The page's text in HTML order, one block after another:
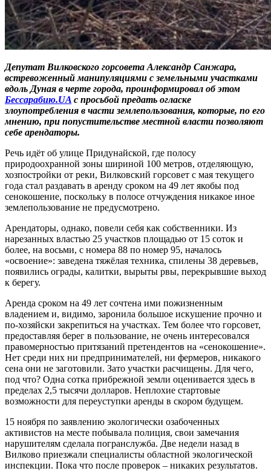
Депутат Вилковского горсовета Александр Санжара,
встревоженный манипуляциями с земельными участками
вдоль Дуная в черте города, проинформировал об этом
Бессарабию.UA с просьбой предать огласке
злоупотребления в части землепользования, которые, по его
мнению, при попустительстве местной власти позволяют
себе арендаторы.
Речь идёт об улице Придунайской, где полосу
природоохранной зоны шириной 100 метров, отделяющую,
хозпостройки от реки, Вилковский горсовет с мая текущего
года стал раздавать в аренду сроком на 49 лет якобы под
сенокошение, поскольку в полосе отчуждения никакое иное
землепользование не предусмотрено.
Арендаторы, однако, повели себя как собственники. Из
нарезанных властью 25 участков площадью от 15 соток и
более, на восьми, с номера 88 по номер 95, началось
«освоение»: заведена тяжёлая техника, спилены 38 деревьев,
появились ограды, калитки, вырыты рвы, перекрывшие выход
к берегу.
Аренда сроком на 49 лет сочтена ими пожизненным
владением и, видимо, заронила большое искушение прочно и
по-хозяйски закрепиться на участках. Тем более что горсовет,
предоставляя берег в пользование, не очень интересовался
правомерностью притязаний претендентов на «сенокошение».
Нет среди них ни предпринимателей, ни фермеров, никакого
сена они не заготовили. Зато участки расчищены. Для чего,
под что? Одна сотка прибрежной земли оценивается здесь в
пределах 2,5 тысячи долларов. Неплохие стартовые
возможности для переуступки аренды в скором будущем.
15 ноября по заявлению экологически озабоченных
активистов на месте побывала полиция, свои замечания
нарушителям сделала погранслужба. Две недели назад в
Вилково приезжали специалисты областной экологической
инспекции. Пока что после проверок – никаких результатов.